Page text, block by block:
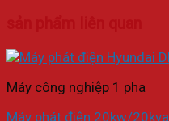
Máy công nghiệp 1 pha
Máy phát điện 20kw/